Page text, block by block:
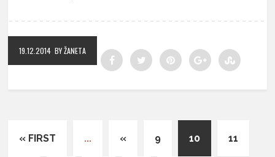
19.12.2014 BY ŽANETA
« FIRST ... « 9 10 11